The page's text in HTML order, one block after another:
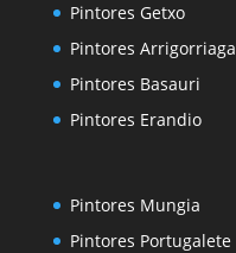
Pintores Getxo
Pintores Arrigorriaga
Pintores Basauri
Pintores Erandio
Pintores Mungia
Pintores Portugalete